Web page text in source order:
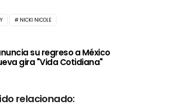
NICKI NICOLE
su regreso a México
gira "Vida Cotidiana"
relacionado: